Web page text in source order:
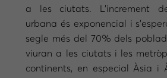
a les ciutats. L’increment
urbana és exponencial i
segle més del 70% dels
viuran a les ciutats i les
continents, en especial Àsia i